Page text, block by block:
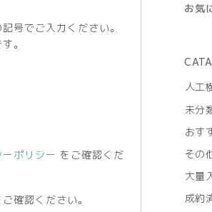
号でご入力ください。
。
ポリシー をご確認くだ
ご確認ください。
お気
人工
未分
おす
その
大量
成約